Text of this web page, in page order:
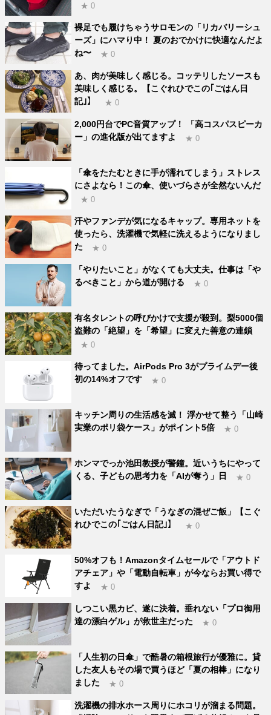
★ 0
裸足でも履けちゃうサロモンの「リカバリーシュ
ーズ」にハマり中！ 夏のおでかけに快適なんだよ
ね〜
★ 0
あ、肉が美味しく感じる。コッテリしたソースも
美味しく感じる。【こぐれひでこの｢ごはん日
記｣】
★ 0
2,000円台でPC音質アップ！ 「高コスパスピーカ
ー」の進化版が出てますよ
★ 0
「傘をたたむときに手が濡れてしまう」ストレス
にさよなら！この傘、使いづらさが全然ないんだ
★ 0
汗やファンデが気になるキャップ。専用ネットを
使ったら、洗濯機で気軽に洗えるようになりまし
た
★ 0
「やりたいこと」がなくても大丈夫。仕事は「や
るべきこと」から道が開ける
★ 0
有名タレントの呼びかけで支援が殺到。梨5000個
盗難の「絶望」を「希望」に変えた善意の連鎖
★ 0
待ってました。AirPods Pro 3がプライムデー後
初の14%オフです
★ 0
キッチン周りの生活感を滅！ 浮かせて整う「山崎
実業のポリ袋ケース」がポイント5倍
★ 0
ホンマでっか池田教授が警鐘。近いうちにやって
くる、子どもの思考力を「AIが奪う」日
★ 0
いただいたうなぎで「うなぎの混ぜご飯」【こぐ
れひでこの｢ごはん日記｣】
★ 0
50%オフも！Amazonタイムセールで「アウトド
アチェア」や「電動自転車」が今ならお買い得で
すよ
★ 0
しつこい黒カビ、遂に決着。垂れない「プロ御用
達の漂白ゲル」が救世主だった
★ 0
「人生初の日傘」で酷暑の箱根旅行が優雅に。貸
した友人もその場で買うほど「夏の相棒」になり
ました
★ 0
洗濯機の排水ホース周りにホコリが溜まる問題。